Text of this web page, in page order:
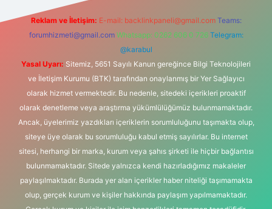
Reklam ve İletişim: E-mail: backlinkpaneli@gmail.com Teams:
forumhizmeti@gmail.com Whatsapp: 0262 606 0 726 Telegram:
@karabul
Yasal Uyarı: Sitemiz, 5651 Sayılı Kanun gereğince Bilgi Teknolojileri
ve İletişim Kurumu (BTK) tarafından onaylanmış bir Yer Sağlayıcı
olarak hizmet vermektedir. Bu nedenle, sitedeki içerikleri proaktif
olarak denetleme veya araştırma yükümlülüğümüz bulunmamaktadır.
Ancak, üyelerimiz yazdıkları içeriklerin sorumluluğunu taşımakta olup,
siteye üye olarak bu sorumluluğu kabul etmiş sayılırlar. Bu internet
sitesi, herhangi bir marka, kurum veya şahıs şirketi ile hiçbir bağlantısı
bulunmamaktadır. Sitede yalnızca kendi hazırladığımız makaleler
paylaşılmaktadır. Burada yer alan içerikler haber niteliği taşımamakta
olup, gerçek kurum ve kişiler hakkında paylaşım yapılmamaktadır.